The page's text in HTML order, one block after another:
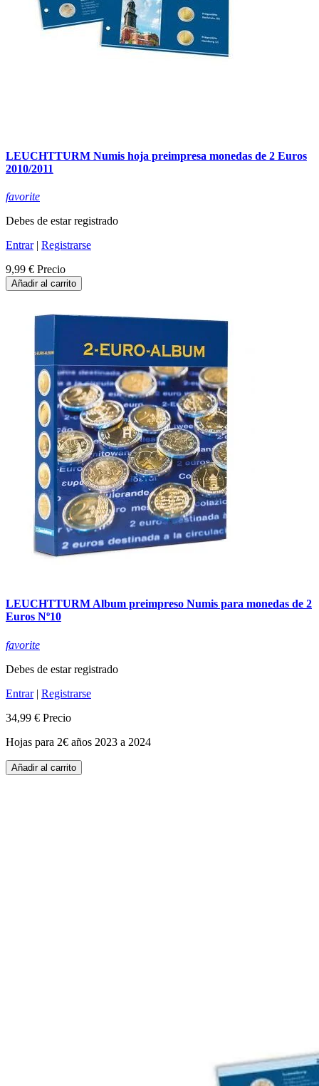
LEUCHTTURM Numis hoja preimpresa monedas de 2 Euros
2010/2011
favorite
Debes de estar registrado
Entrar| Registrarse
9,99 € Precio
Añadir al carrito
LEUCHTTURM Album preimpreso Numis para monedas de 2
Euros Nº10
favorite
Debes de estar registrado
Entrar| Registrarse
34,99 € Precio
Hojas para 2€ años 2023 a 2024
Añadir al carrito